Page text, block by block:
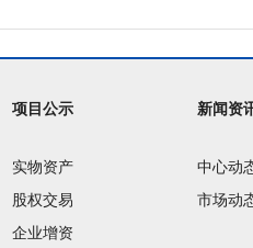
项目公示
实物资产
股权交易
企业增资
新闻资
中心动
市场动